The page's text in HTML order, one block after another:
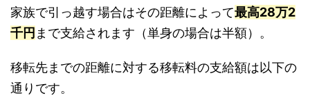
家族で引っ越す場合はその距離によって最高28万2
千円 まで支給されます（単身の場合は半額）。
移転先までの距離に対する移転料の支給額は以下の
通りです。